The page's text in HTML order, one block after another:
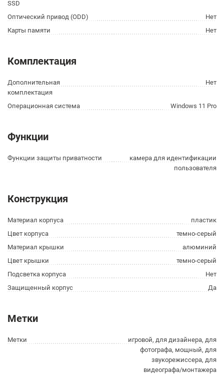
SSD
Оптический привод (ODD)
Нет
Карты памяти
Нет
Комплектация
Дополнительная
комплектация
Нет
Операционная система Windows 11 Pro
Функции
Функции защиты приватности
камера для идентификации
пользователя
Конструкция
Материал корпуса
пластик
Цвет корпуса
темно-серый
Материал крышки
алюминий
Цвет крышки
темно-серый
Подсветка корпуса
Нет
Защищенный корпус
Да
Метки
Метки
игровой, для дизайнера, для
фотографа, мощный, для
звукорежиссера, для
видеографа/монтажера